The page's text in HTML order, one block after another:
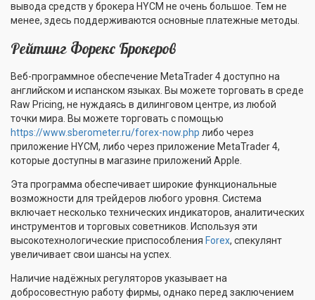
вывода средств у брокера HYCM не очень большое. Тем не
менее, здесь поддерживаются основные платежные методы.
Рейтинг Форекс Брокеров
Веб-программное обеспечение MetaTrader 4 доступно на
английском и испанском языках. Вы можете торговать в среде
Raw Pricing, не нуждаясь в дилинговом центре, из любой
точки мира. Вы можете торговать с помощью
https://www.sberometer.ru/forex-now.php либо через
приложение HYCM, либо через приложение MetaTrader 4,
которые доступны в магазине приложений Apple.
Эта программа обеспечивает широкие функциональные
возможности для трейдеров любого уровня. Система
включает несколько технических индикаторов, аналитических
инструментов и торговых советников. Используя эти
высокотехнологические приспособления Forex, спекулянт
увеличивает свои шансы на успех.
Наличие надёжных регуляторов указывает на
добросовестную работу фирмы, однако перед заключением